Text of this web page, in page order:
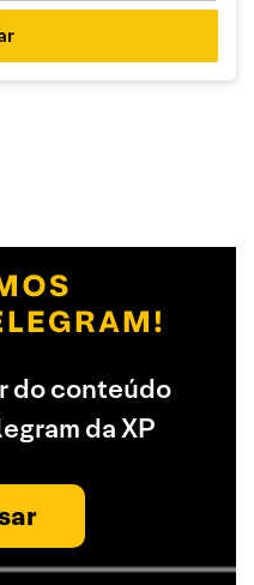
do conteúdo
da XP